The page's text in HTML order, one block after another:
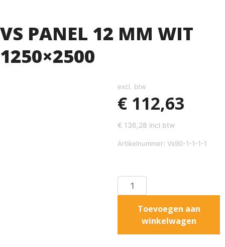
VS PANEL 12 MM WIT
1250×2500
excl. btw
€ 112,63
€ 136,28 incl btw
Artikelnummer: Vs90-1-1-1-1
Toevoegen aan
winkelwagen